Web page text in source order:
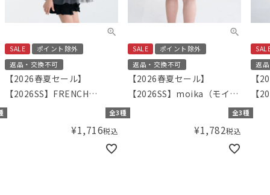
SALE
ポイント除外
返品・交換不可
【2026春夏セール】
【2026SS】FRENCH
Aming（フレンチアミン
グ）チュールビスチェドッ
全3種
¥1,716税込
SALE
ポイント除外
返品・交換不可
【2026春夏セール】
【2026SS】moika（モイ
カ）バックリボンデニム
全3種
¥1,782税込
返
【
【
カ